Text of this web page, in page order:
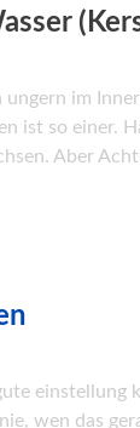
ungern im
ist so einer.
Aber
einstellung
wen das